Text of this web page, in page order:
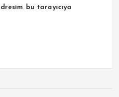
bu tarayıcıya